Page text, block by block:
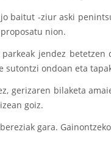
baitut -ziur aski
nion.
jendez betetzen
sutontzi ondoan eta
gerizaren bilaketa
goiz.
gara.